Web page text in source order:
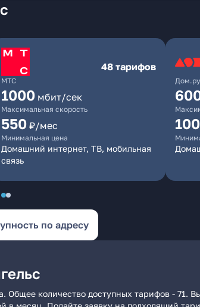
МТС
48 тарифов
1000 мбит/сек
Максимальная скорость
550 ₽/мес
Минимальная цена
Домашний интернет, ТВ, мобильная
связь
Дом.ру
по адресу
Общее количество доступных тарифов - 71.